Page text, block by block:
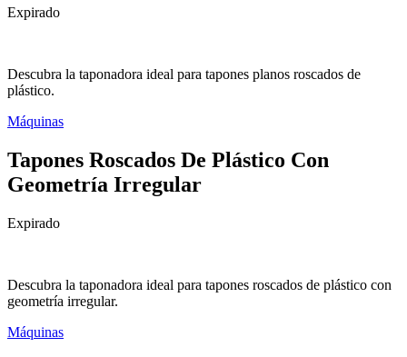
Expirado
Descubra la taponadora ideal para tapones planos roscados de
plástico.
Máquinas
Tapones Roscados De Plástico Con
Geometría Irregular
Expirado
Descubra la taponadora ideal para tapones roscados de plástico con
geometría irregular.
Máquinas